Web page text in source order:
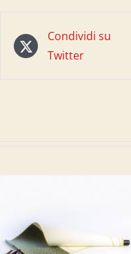
Condividi su
Twitter
CARRELLO /